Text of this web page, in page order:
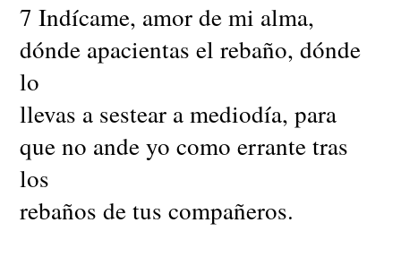
7 Indícame, amor de mi alma,
dónde apacientas el rebaño, dónde
lo
llevas a sestear a mediodía, para
que no ande yo como errante tras
los
rebaños de tus compañeros.